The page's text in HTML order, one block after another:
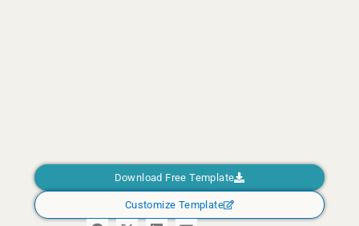
Download Free Template
Customize Template